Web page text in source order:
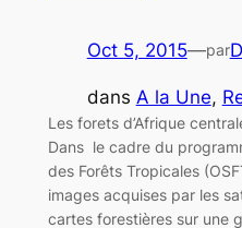
Oct 5, 2015—par
dans A la Une,
Les forets d’Afrique
Dans le cadre du
des Forêts Tropicales
images acquises par les
cartes forestières sur une